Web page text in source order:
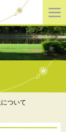
ついて